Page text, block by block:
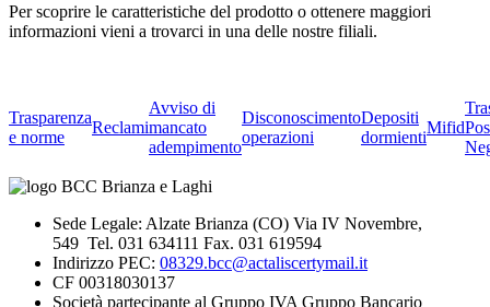
Per scoprire le caratteristiche del prodotto o ottenere maggiori
informazioni vieni a trovarci in una delle nostre filiali.
Trasparenza
e norme
Reclami
Avviso di
mancato
adempimento
Disconoscimento
operazioni
Depositi
dormienti
Mifid
Sede Legale: Alzate Brianza (CO) Via IV Novembre,
549 Tel. 031 634111 Fax. 031 619594
Indirizzo PEC: 08329.bcc@actaliscertymail.it
CF 00318030137
Società partecipante al Gruppo IVA Gruppo Bancario